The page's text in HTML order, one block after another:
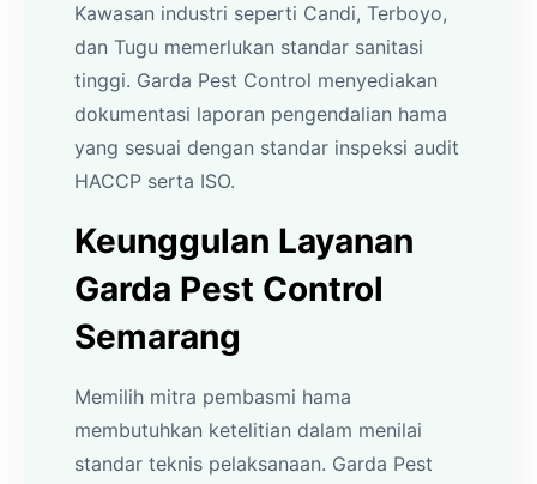
Kawasan industri seperti Candi, Terboyo,
dan Tugu memerlukan standar sanitasi
tinggi. Garda Pest Control menyediakan
dokumentasi laporan pengendalian hama
yang sesuai dengan standar inspeksi audit
HACCP serta ISO.
Keunggulan Layanan
Garda Pest Control
Semarang
Memilih mitra pembasmi hama
membutuhkan ketelitian dalam menilai
standar teknis pelaksanaan. Garda Pest